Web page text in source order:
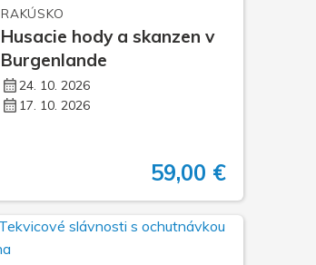
RAKÚSKO
Husacie hody a skanzen v
Burgenlande
24. 10. 2026
17. 10. 2026
59,00 €